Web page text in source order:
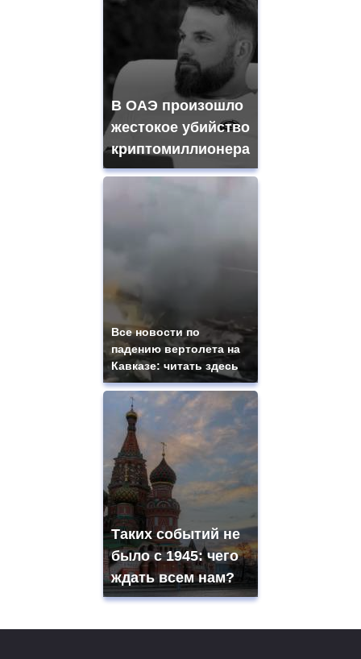
В ОАЭ произошло
жестокое убийство
криптомиллионера
Все новости по
падению вертолета на
Кавказе: читать здесь
Таких событий не
было с 1945: чего
ждать всем нам?